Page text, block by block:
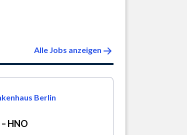
Alle Jobs anzeigen
Berlin
HNO